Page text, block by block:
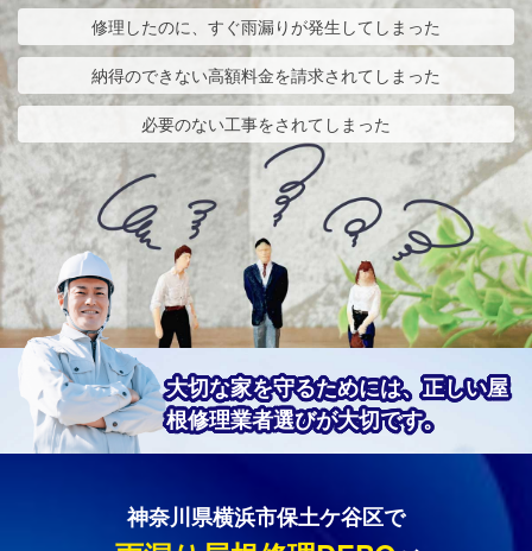
修理したのに、すぐ雨漏りが発生してしまった
納得のできない高額料金を請求されてしまった
必要のない工事をされてしまった
大切な家を守るためには、正しい屋
根修理業者選びが大切です。
神奈川県横浜市保土ケ谷区で